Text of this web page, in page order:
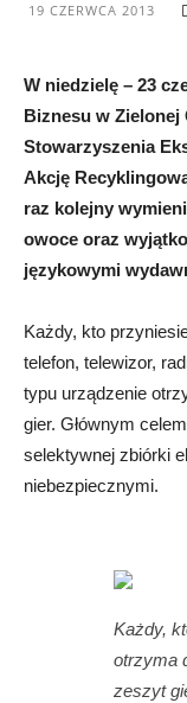
19 CZERWCA 2013
W niedzielę – 23
Biznesu w
Stowarzyszenia
Akcję
raz kolejny
owoce oraz
językowymi
Każdy, kto
telefon, telewizor,
typu urządzenie
gier. Głównym
selektywnej zbiórki
niebezpiecznymi.
Każdy,
otrzyma
zeszyt